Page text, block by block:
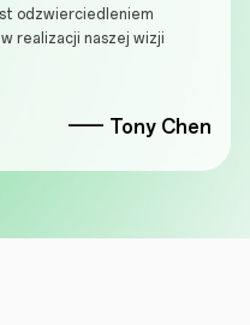
odzwierciedleniem
realizacji naszej wizji
—— Tony Chen